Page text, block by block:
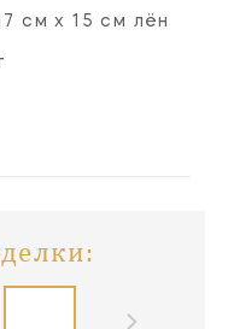
см x 15 см лён